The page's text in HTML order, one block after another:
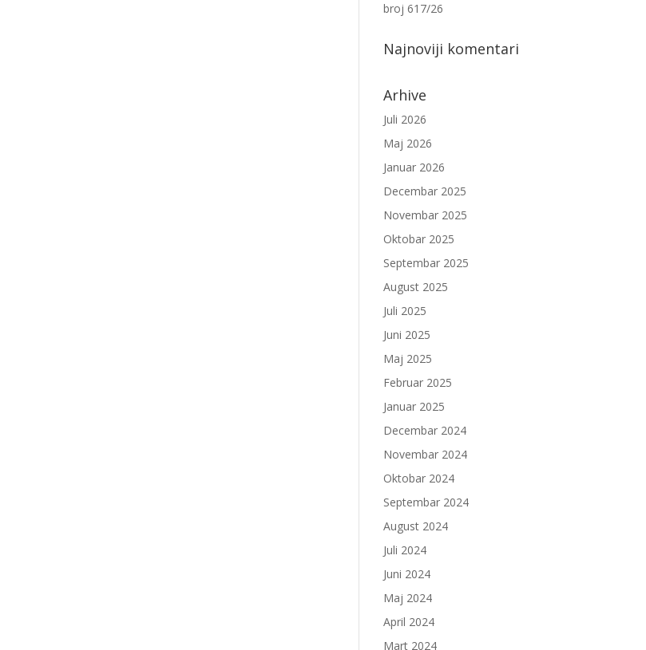
broj 617/26
Najnoviji komentari
Arhive
Juli 2026
Maj 2026
Januar 2026
Decembar 2025
Novembar 2025
Oktobar 2025
Septembar 2025
August 2025
Juli 2025
Juni 2025
Maj 2025
Februar 2025
Januar 2025
Decembar 2024
Novembar 2024
Oktobar 2024
Septembar 2024
August 2024
Juli 2024
Juni 2024
Maj 2024
April 2024
Mart 2024